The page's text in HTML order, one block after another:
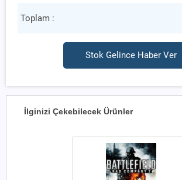
Toplam :
Stok Gelince Haber Ver
İlginizi Çekebilecek Ürünler